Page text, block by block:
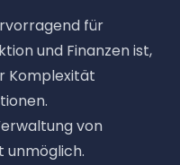
für
und Finanzen ist,
Komplexität
von
unmöglich.